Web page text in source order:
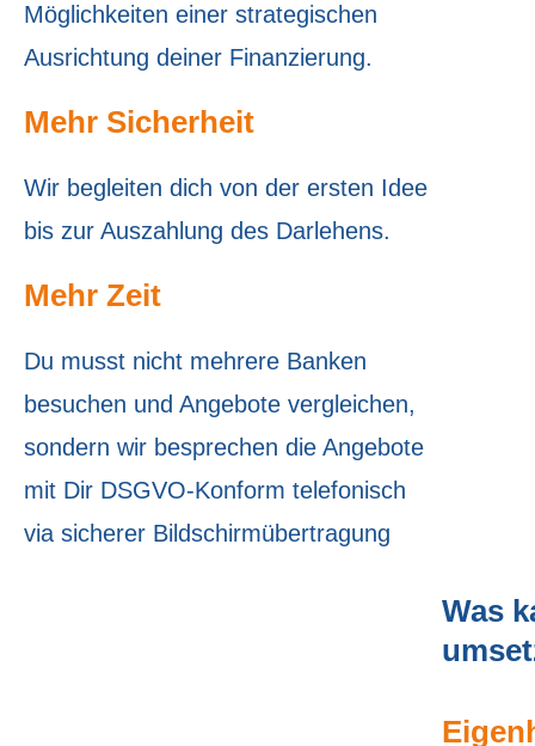
Möglichkeiten einer strategischen
Ausrichtung deiner Finanzierung.
Mehr Sicherheit
Wir begleiten dich von der ersten Idee
bis zur Auszahlung des Darlehens.
Mehr Zeit
Du musst nicht mehrere Banken
besuchen und Angebote ver­gleichen,
sondern wir besprechen die Angebote
mit Dir DSGVO-Konform telefonisch
via sicherer Bildschirmübertragung
Was